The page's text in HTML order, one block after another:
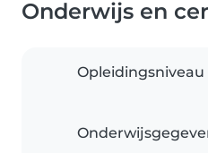
Onderwijs en
Opleidingsniveau